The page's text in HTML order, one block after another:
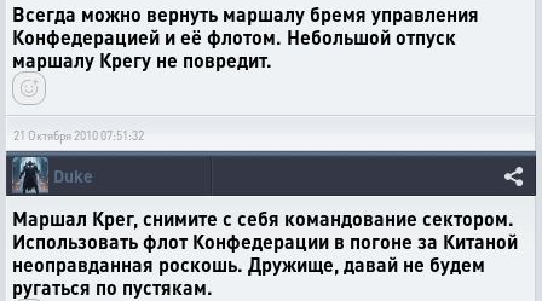
Всегда можно вернуть маршалу бремя управления
Конфедерацией и её флотом. Небольшой отпуск
маршалу Крегу не повредит.
21 Октября 2010 07:51:32
Duke
Маршал Крег, снимите с себя командование сектором.
Использовать флот Конфедерации в погоне за Китаной
неоправданная роскошь. Дружище, давай не будем
ругаться по пустякам.